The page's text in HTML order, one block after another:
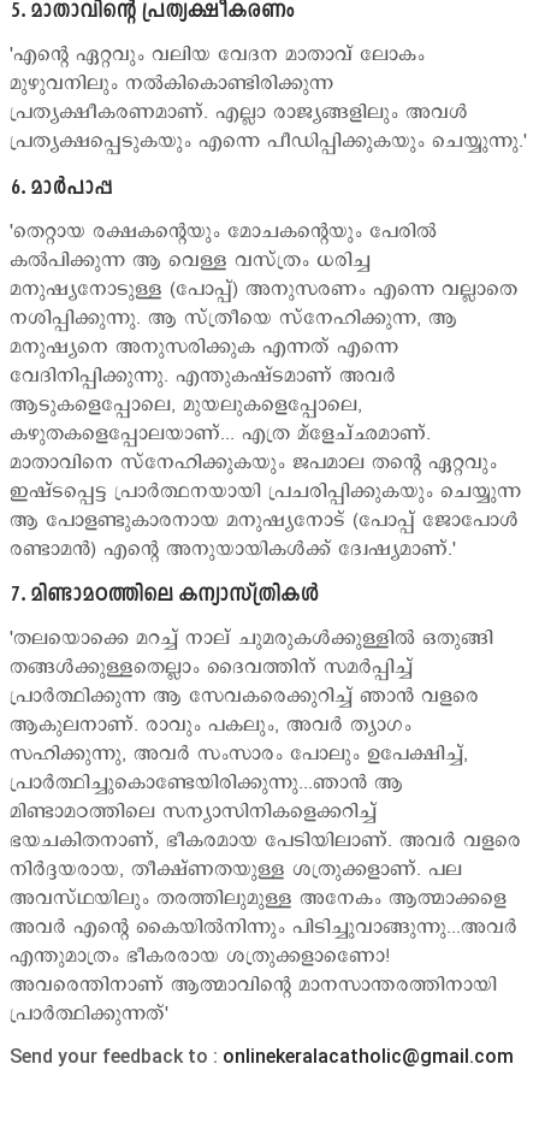
5. മാതാവിന്‍റെ പ്രത്യക്ഷീകരണം
'എന്‍റെ ഏറ്റവും വലിയ വേദന മാതാവ് ലോകം
മുഴുവനിലും നല്‍കികൊണ്ടിരിക്കുന്ന
പ്രത്യക്ഷീകരണമാണ്. എല്ലാ രാജ്യങ്ങളിലും അവള്‍
പ്രത്യക്ഷപ്പെടുകയും എന്നെ പീഡിപ്പിക്കുകയും ചെയ്യുന്നു.'
6. മാര്‍പാപ്പ
'തെറ്റായ രക്ഷകന്‍റെയും മോചകന്‍റെയും പേരില്‍
കല്‍പിക്കുന്ന ആ വെള്ള വസ്ത്രം ധരിച്ച
മനുഷ്യനോടുള്ള (പോപ്പ്) അനുസരണം എന്നെ വല്ലാതെ
നശിപ്പിക്കുന്നു. ആ സ്ത്രീയെ സ്നേഹിക്കുന്ന, ആ
മനുഷ്യനെ അനുസരിക്കുക എന്നത് എന്നെ
വേദിനിപ്പിക്കുന്നു. എന്തുകഷ്ടമാണ് അവര്‍
ആടുകളെപ്പോലെ, മുയലുകളെപ്പോലെ,
കഴുതകളെപ്പോലയാണ്... എത്ര മ്ളേച്ഛമാണ്.
മാതാവിനെ സ്നേഹിക്കുകയും ജപമാല തന്‍റെ ഏറ്റവും
ഇഷ്ടപ്പെട്ട പ്രാര്‍ത്ഥനയായി പ്രചരിപ്പിക്കുകയും ചെയ്യുന്ന
ആ പോളണ്ടുകാരനായ മനുഷ്യനോട് (പോപ്പ് ജോപോള്‍
രണ്ടാമന്‍) എന്‍റെ അനുയായികള്‍ക്ക് ദ്വേഷ്യമാണ്.'
7. മിണ്ടാമഠത്തിലെ കന്യാസ്ത്രികള്‍
'തലയൊക്കെ മറച്ച് നാല് ചുമരുകള്‍ക്കുള്ളില്‍ ഒതുങ്ങി
തങ്ങള്‍ക്കുള്ളതെല്ലാം ദൈവത്തിന് സമര്‍പ്പിച്ച്
പ്രാര്‍ത്ഥിക്കുന്ന ആ സേവകരെക്കുറിച്ച് ഞാന്‍ വളരെ
ആകുലനാണ്. രാവും പകലും, അവര്‍ ത്യാഗം
സഹിക്കുന്നു, അവര്‍ സംസാരം പോലും ഉപേക്ഷിച്ച്,
പ്രാര്‍ത്ഥിച്ചുകൊണ്ടേയിരിക്കുന്നു...ഞാന്‍ ആ
മിണ്ടാമഠത്തിലെ സന്യാസിനികളെക്കറിച്ച്
ഭയചകിതനാണ്, ഭീകരമായ പേടിയിലാണ്. അവര്‍ വളരെ
നിര്‍ദ്ദയരായ, തീക്ഷ്ണതയുള്ള ശത്രുക്കളാണ്. പല
അവസ്ഥയിലും തരത്തിലുമുള്ള അനേകം ആത്മാക്കളെ
അവര്‍ എന്‍റെ കൈയില്‍നിന്നും പിടിച്ചുവാങ്ങുന്നു...അവര്‍
എന്തുമാത്രം ഭീകരരായ ശത്രുക്കളാണൊേ!
അവരെന്തിനാണ് ആത്മാവിന്‍റെ മാനസാന്തരത്തിനായി
പ്രാര്‍ത്ഥിക്കുന്നത്'
Send your feedback to : onlinekeralacatholic@gmail.com